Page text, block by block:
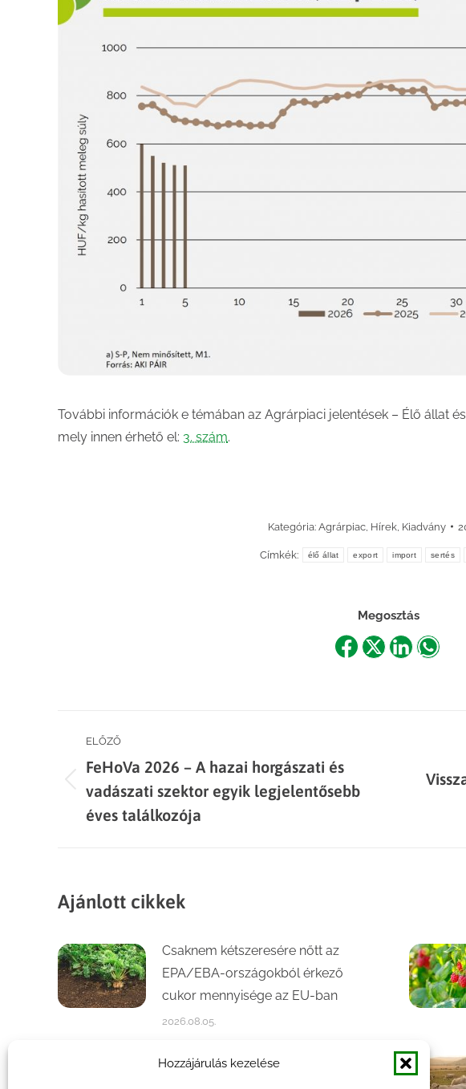
Hozzájárulás kezelése
További információk e témában az Agrárpiaci jelentések – Élő állat
mely innen érhető el: 3. szám.
Kategória: Agrárpiac, Hírek, Kiadvány
Címkék: élő állat export import sertés
Megosztás
ShareShareShareShare
Post
navigation
ELŐZŐ
Previous
post:
FeHoVa 2026 – A hazai horgászati és
vadászati szektor egyik legjelentősebb
éves találkozója
Next
Ajánlott cikkek
Csaknem kétszeresére nőtt az
EPA/EBA-országokból érkező
cukor mennyisége az EU-ban
2026.08.05.
Számottevően növekedett a